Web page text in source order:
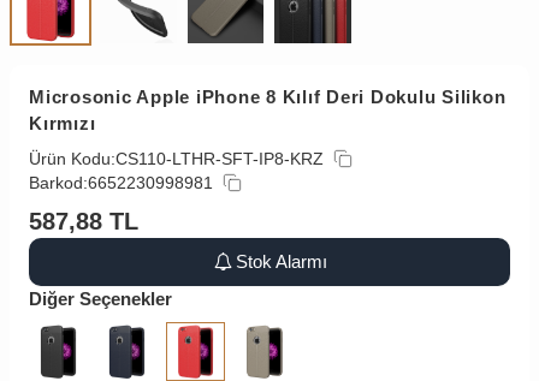
Microsonic Apple iPhone 8 Kılıf Deri Dokulu Silikon
Kırmızı
Ürün Kodu:CS110-LTHR-SFT-IP8-KRZ
Barkod:6652230998981
587,88 TL
Stok Alarmı
Diğer Seçenekler